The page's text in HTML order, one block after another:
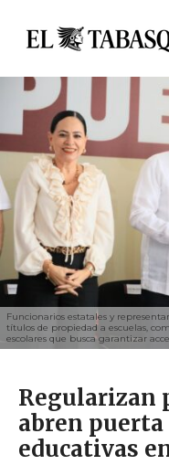
Funcionarios estatales y
títulos de propiedad a escuelas,
escolares que busca garantizar
Regularizan
abren
educativas